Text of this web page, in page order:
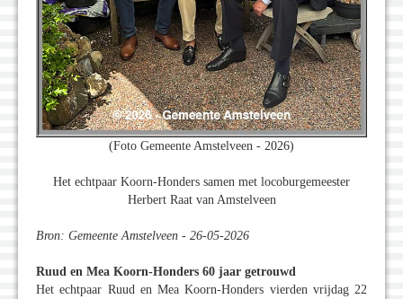
(Foto Gemeente Amstelveen - 2026)
Het echtpaar Koorn-Honders samen met locoburgemeester
Herbert Raat van Amstelveen
Bron: Gemeente Amstelveen - 26-05-2026
Ruud en Mea Koorn-Honders 60 jaar getrouwd
Het echtpaar Ruud en Mea Koorn-Honders vierden vrijdag 22